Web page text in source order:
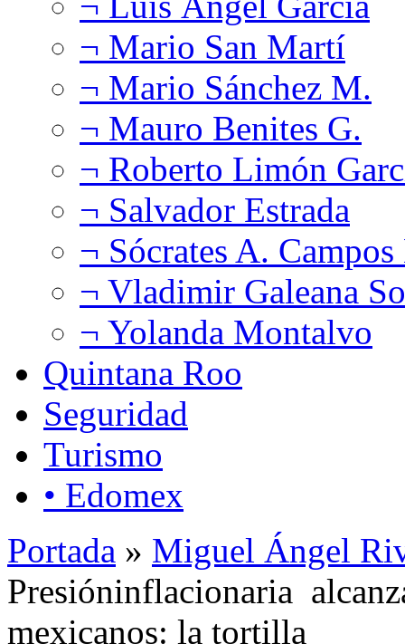
¬ Mario San Martí
¬ Mario Sánchez M.
¬ Mauro Benites G.
¬ Roberto Limón
¬ Salvador Estrada
¬ Sócrates A.
¬ Vladimir Galeana
¬ Yolanda Montalvo
Quintana Roo
Seguridad
Turismo
• Edomex
Portada » Miguel Ángel
Presióninflacionaria
mexicanos: la tortilla